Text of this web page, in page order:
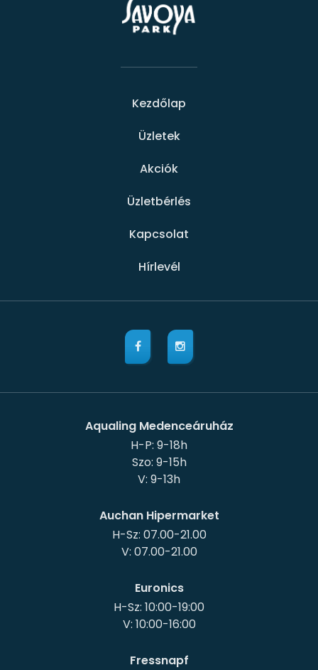
Kezdőlap
Üzletek
Akciók
Üzletbérlés
Kapcsolat
Hírlevél
Aqualing Medenceáruház
H-P: 9-18h
Szo: 9-15h
Auchan Hipermarket
H-Sz: 07.00-21.00
V: 07.00-21.00
Euronics
H-Sz: 10:00-19:00
V: 10:00-16:00
Fressnapf